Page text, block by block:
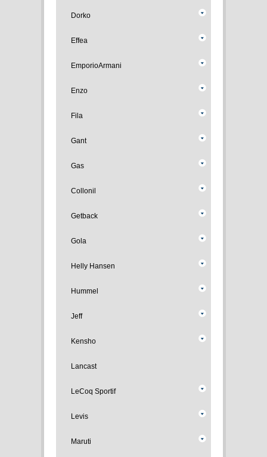
Dorko
Effea
EmporioArmani
Enzo
Fila
Gant
Gas
Collonil
Getback
Gola
Helly Hansen
Hummel
Jeff
Kensho
Lancast
LeCoq Sportif
Levis
Maruti